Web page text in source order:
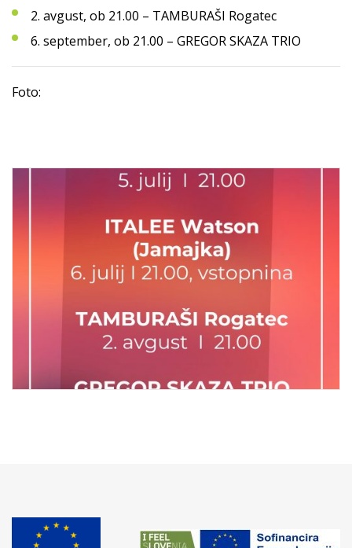
2. avgust, ob 21.00 – TAMBURAŠI Rogatec
6. september, ob 21.00 – GREGOR SKAZA TRIO
Foto: